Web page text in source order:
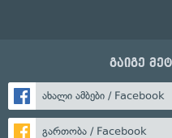
გაიგე
ახალი ამბები / Facebook
გართობა / Facebook